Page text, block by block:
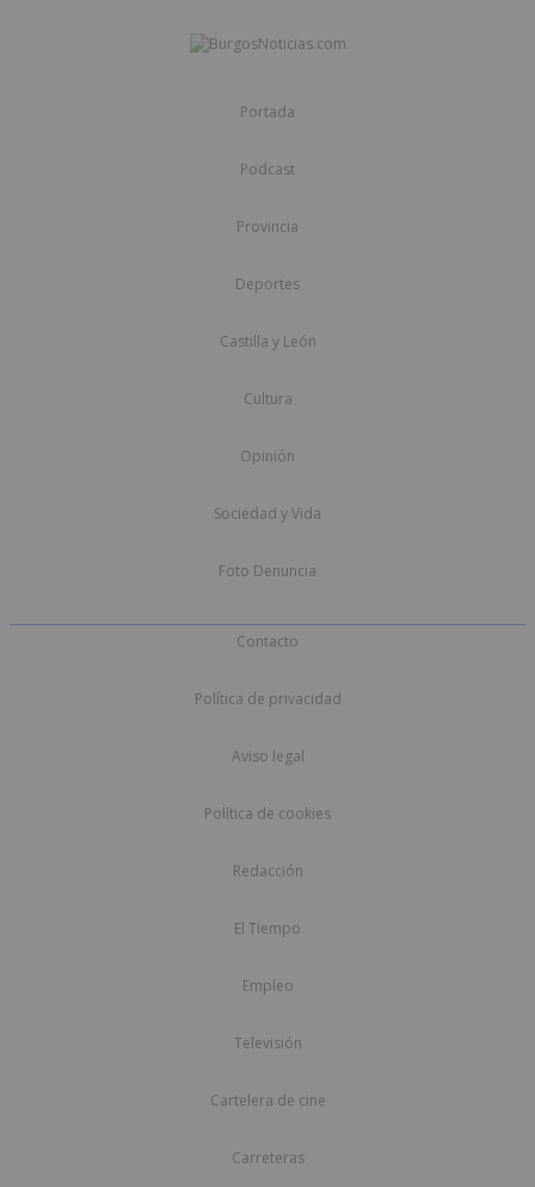
Portada
Podcast
Provincia
Deportes
Castilla y León
Cultura
Opinión
Sociedad y Vida
Foto Denuncia
Contacto
Política de privacidad
Aviso legal
Política de cookies
Redacción
El Tiempo
Empleo
Televisión
Cartelera de cine
Carreteras